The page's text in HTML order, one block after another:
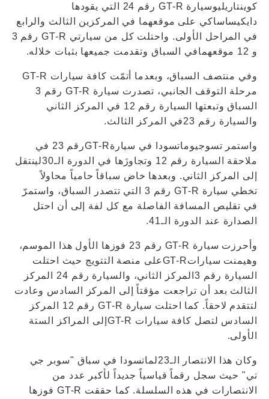
كوينتاريليوسيارة GT-R رقم 24 التي يقودها
دايكيساساكي على موقعهما في المركزين الثالث والرابع
في المراحل الأولى. واحتلت كل من سيارتي GT-R رقم 3
و 12 موقعهمافي السباق وتقدمت جميعها بثبات خلاله.
وفي منتصف السباق، وبعدما أتمّت كافة سيارات GT-R
مرحلة التوقف الجانبي، تصدرت سيارة GT-R رقم 3
السباق وتبعتها السيارة رقم 12 في المركز الثاني
والسيارة رقم 23في المركز الثالث.
واستمر تسوجيوماتسودا في سيارةGT-Rرقم 23 في
ملاحقة السيارة رقم 12 وتجاوزَها في الدورة الـ30لينتقل
إلى المركز الثاني. وبعدها خاض سباقاً حامياً محاولاً
تخطي سيارة GT-R رقم 3 التي تتصدر السباق، واستمرّ
في تقليص المسافة الفاصلة مع كل لفة إلى أن احتل
الصدارة عند الدورة الـ41.
وأحرزت سيارة GT-R رقم 23 فوزها الأول هذا الموسم،
وهيمنت سياراتGT-Rعلى منصة التتويج حيث احتلت
السيارة رقم 3المركز الثاني، والسيارة رقم 24 المركز
الثالث بعد أن تراجعت مؤقتاً إلى المركز السادس وعادت
لتتقدم لاحقاً. كما احتلت سيارة GT-R رقم 12 المركز
السادس لتصل كافة سيارات GT-Rإلى المراكز الستة
الأولى.
وكان هذا الانتصار الـ23لماتسودا في سباق "سوبر جي
تي" حيث سجل رقماً قياسياً جديداً لأكبر عدد من
الانتصارات في هذه السلسلة. كما حققت GT-R فوزها